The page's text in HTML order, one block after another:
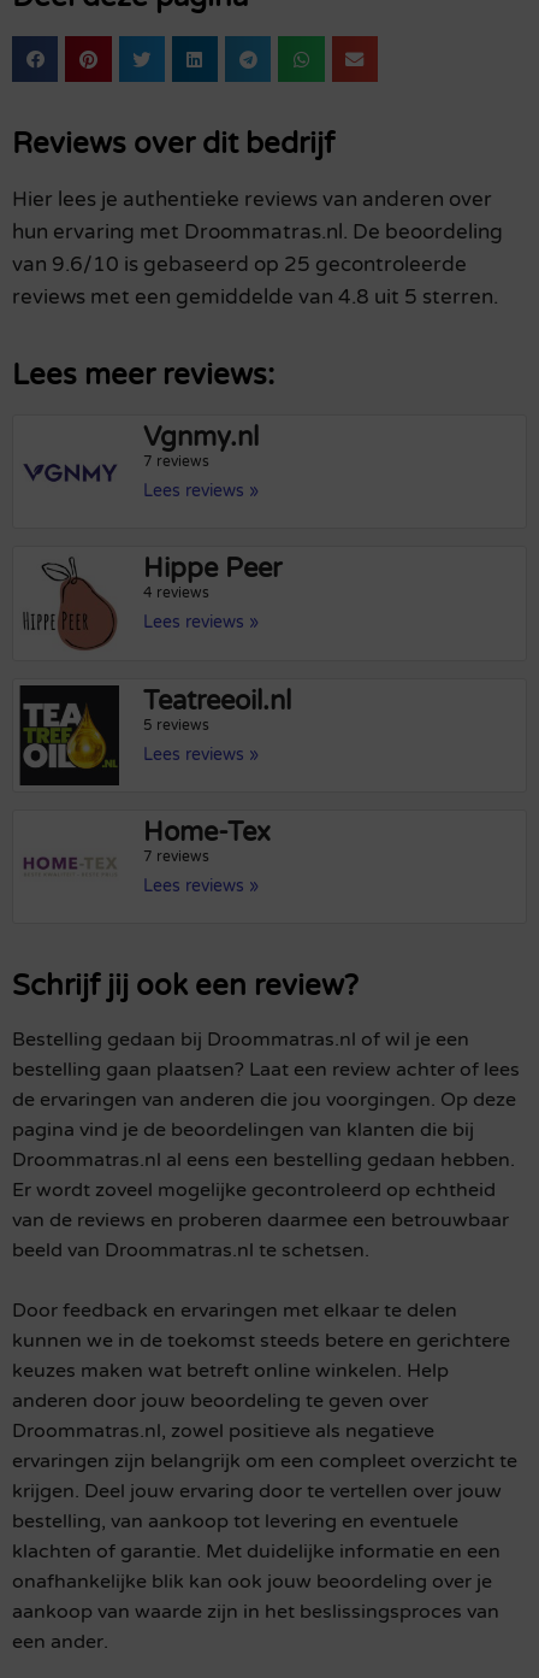
Reviews over dit bedrijf
Hier lees je authentieke reviews van anderen over
hun ervaring met Droommatras.nl. De beoordeling
van 9.6/10 is gebaseerd op 25 gecontroleerde
reviews met een gemiddelde van 4.8 uit 5 sterren.
Lees meer reviews:
Vgnmy.nl
7 reviews
Lees reviews »
Hippe Peer
4 reviews
Lees reviews »
Teatreeoil.nl
5 reviews
Lees reviews »
Home-Tex
7 reviews
Lees reviews »
Schrijf jij ook een review?
Bestelling gedaan bij Droommatras.nl of wil je een
bestelling gaan plaatsen? Laat een review achter of lees
de ervaringen van anderen die jou voorgingen. Op deze
pagina vind je de beoordelingen van klanten die bij
Droommatras.nl al eens een bestelling gedaan hebben.
Er wordt zoveel mogelijke gecontroleerd op echtheid
van de reviews en proberen daarmee een betrouwbaar
beeld van Droommatras.nl te schetsen.
Door feedback en ervaringen met elkaar te delen
kunnen we in de toekomst steeds betere en gerichtere
keuzes maken wat betreft online winkelen. Help
anderen door jouw beoordeling te geven over
Droommatras.nl, zowel positieve als negatieve
ervaringen zijn belangrijk om een compleet overzicht te
krijgen. Deel jouw ervaring door te vertellen over jouw
bestelling, van aankoop tot levering en eventuele
klachten of garantie. Met duidelijke informatie en een
onafhankelijke blik kan ook jouw beoordeling over je
aankoop van waarde zijn in het beslissingsproces van
een ander.